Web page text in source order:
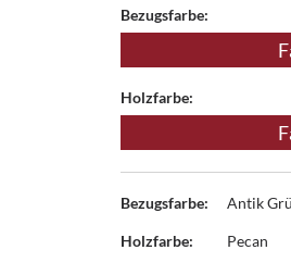
Bezugsfarbe:
Holzfarbe:
Bezugsfarbe: Antik
Holzfarbe: Pecan